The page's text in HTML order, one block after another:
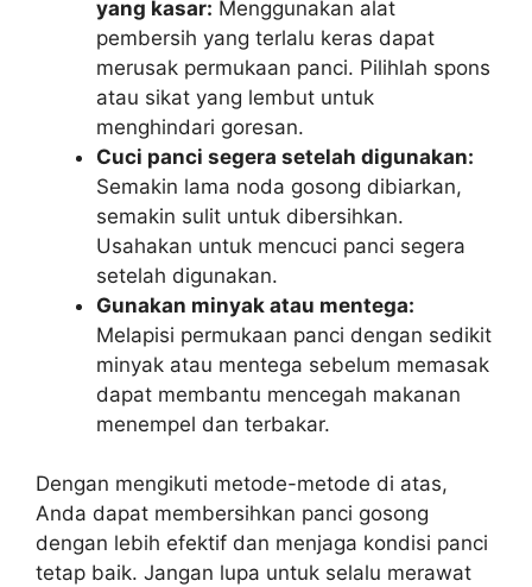
yang kasar: Menggunakan alat
pembersih yang terlalu keras dapat
merusak permukaan panci. Pilihlah spons
atau sikat yang lembut untuk
menghindari goresan.
Cuci panci segera setelah digunakan:
Semakin lama noda gosong dibiarkan,
semakin sulit untuk dibersihkan.
Usahakan untuk mencuci panci segera
setelah digunakan.
Gunakan minyak atau mentega:
Melapisi permukaan panci dengan sedikit
minyak atau mentega sebelum memasak
dapat membantu mencegah makanan
menempel dan terbakar.
Dengan mengikuti metode-metode di atas,
Anda dapat membersihkan panci gosong
dengan lebih efektif dan menjaga kondisi panci
tetap baik. Jangan lupa untuk selalu merawat